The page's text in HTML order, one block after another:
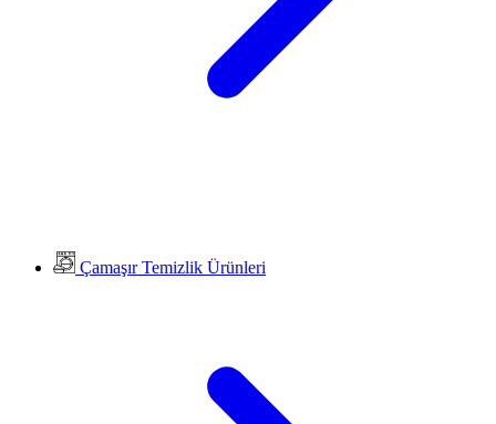
Çamaşır Temizlik Ürünleri